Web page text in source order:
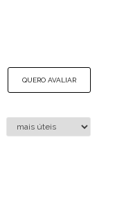
QUERO AVALIAR